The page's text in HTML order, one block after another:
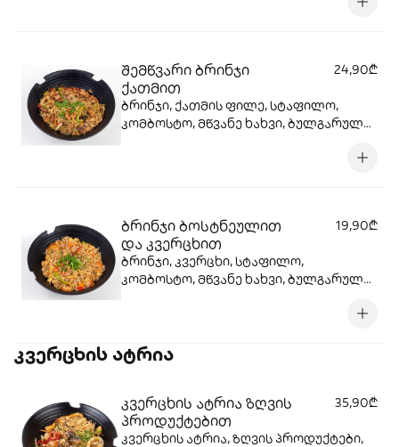
შემწვარი ბრინჯი
ქათმით
24,90₾
ბრინჯი, ქათმის ფილე, სტაფილო,
კომბოსტო, მწვანე ხახვი, ბულგარული,
ბრინჯი ბოსტნეულით
და კვერცხით
19,90₾
ბრინჯი, კვერცხი, სტაფილო,
კომბოსტო, მწვანე ხახვი, ბულგარული,
კვერცხის ატრია
კვერცხის ატრია ზღვის
პროდუქტებით
35,90₾
კვერცხის ატრია, ზღვის პროდუქტები,